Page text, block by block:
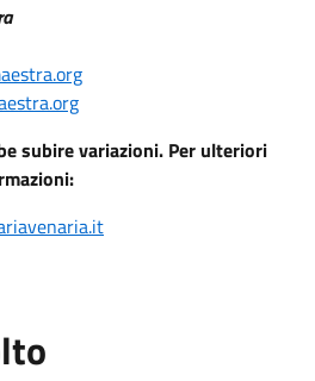
subire variazioni. Per ulteriori